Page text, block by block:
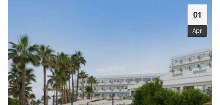
01
Apr